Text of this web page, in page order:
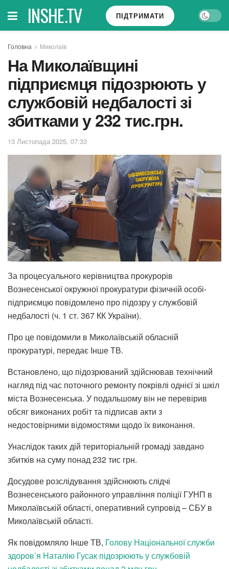
INSHE.TV ПІДТРИМАТИ
Головна Миколаїв
На Миколаївщині
підприємця підозрюють у
службовій недбалості зі
збитками у 232 тис.грн.
13 Листопада 2025, 07:33
За процесуального керівництва прокурорів
Вознесенської окружної прокуратури фізичній особі-
підприємцю повідомлено про підозру у службовій
недбалості (ч. 1 ст. 367 КК України).
Про це повідомили в Миколаївській обласній
прокуратурі, передає Інше ТВ.
Встановлено, що підозрюваний здійснював технічний
нагляд під час поточного ремонту покрівлі однієї зі шкіл
міста Вознесенська. У подальшому він не перевірив
обсяг виконаних робіт та підписав акти з
недостовірними відомостями щодо їх виконання.
Унаслідок таких дій територіальній громаді завдано
збитків на суму понад 232 тис грн.
Досудове розслідування здійснюють слідчі
Вознесенського районного управління поліції ГУНП в
Миколаївській області, оперативний супровід – СБУ в
Миколаївській області.
Як повідомляло Інше ТВ, Голову Національної служби
здоров’я Наталію Гусак підозрюють у службовій